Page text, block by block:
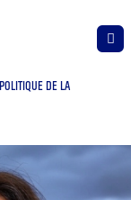
DE LA